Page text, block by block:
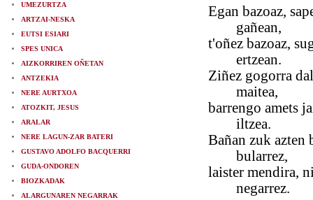
UMEZURTZA
ARTZAI-NESKA
EUTSI ESIARI
SPES UNICA
AIZKORRIREN OÑETAN
ANTZEKIA
NERE AURTXOA
ATOZKIT, JESUS
ARALAR
NERE LAGUN-ZAR BATERI
GUSTAVO ADOLFO BACQUERRI
GUDA-ONDOREN
BIOZKADAK
ALARGUNAREN NEGARRAK
Egan bazoaz,
gañean,
t'oñez bazoaz,
ertzean.
Ziñez gogorra
maitea,
barrengo amets
iltzea.
Bañan zuk azten
bularrez,
laister mendira,
negarrez.